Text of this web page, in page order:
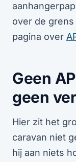
over de
pagina over
Geen
geen
Hier zit het
caravan niet
hij aan niets